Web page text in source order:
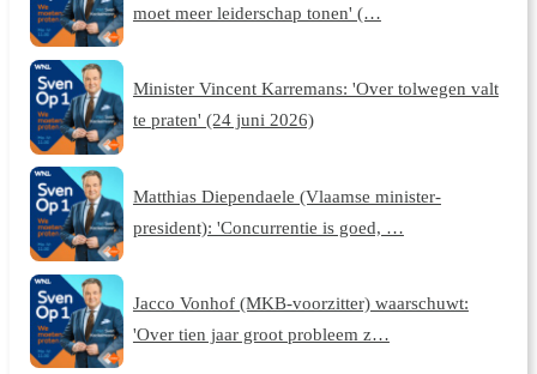
moet meer leiderschap tonen' (…
Minister Vincent Karremans: 'Over tolwegen valt
te praten' (24 juni 2026)
Matthias Diependaele (Vlaamse minister-
president): 'Concurrentie is goed, …
Jacco Vonhof (MKB-voorzitter) waarschuwt:
'Over tien jaar groot probleem z…